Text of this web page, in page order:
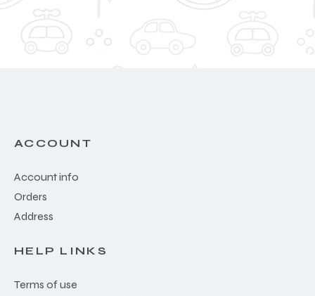
ACCOUNT
Account info
Orders
Address
HELP LINKS
Terms of use